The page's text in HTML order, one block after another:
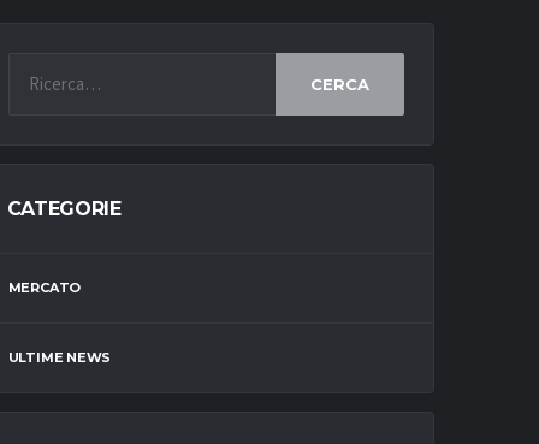
CERCA
CATEGORIE
MERCATO
ULTIME NEWS